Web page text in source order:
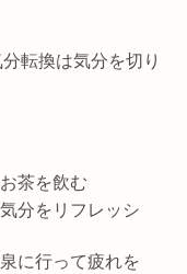
転換は気分を切り
茶を飲む
分をリフレッシ
に行って疲れを